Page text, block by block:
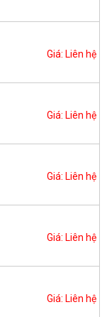
Giá: Liên hệ
Giá: Liên hệ
Giá: Liên hệ
Giá: Liên hệ
Giá: Liên hệ